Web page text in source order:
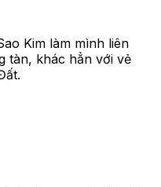
Kim làm mình liên
tàn, khác hẳn với vẻ